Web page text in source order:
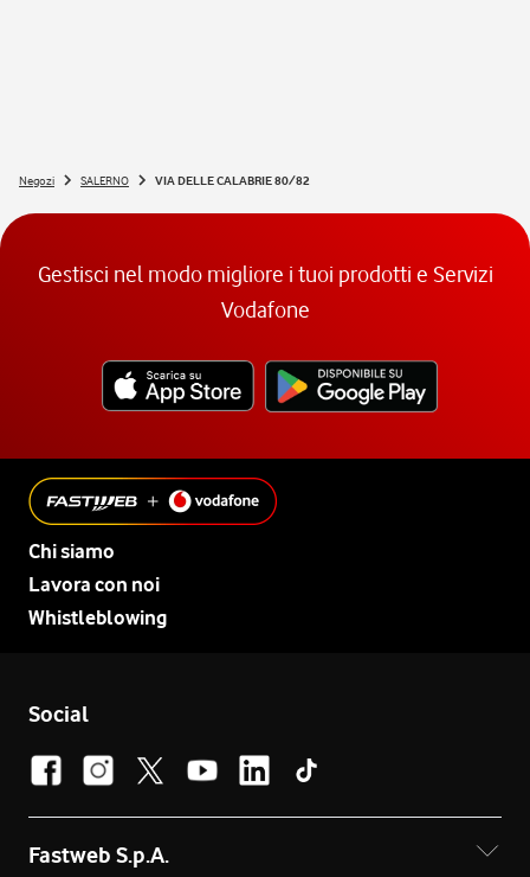
Negozi SALERNO VIA DELLE CALABRIE 80/82
Gestisci nel modo migliore i tuoi prodotti e Servizi
Vodafone
Chi siamo
Lavora con noi
Whistleblowing
Social
Fastweb S.p.A.